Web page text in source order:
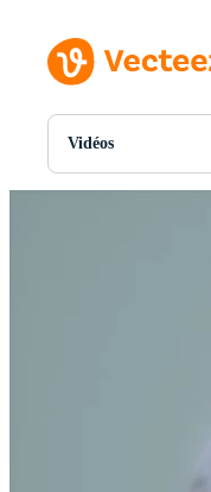
Vidéos
Toutes Images